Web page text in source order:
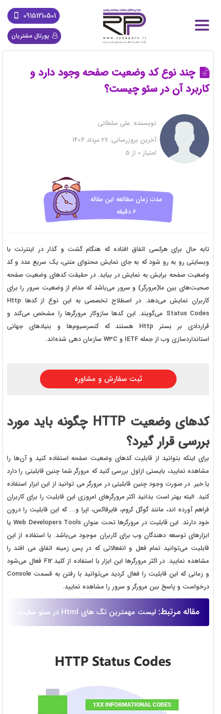
09151210501
پورتال مشتریان
چند نوع کد وضعیت صفحه وجود دارد و
کاربرد آن در سئو چیست؟
نویسنده: علی سلطانی
آخرین بروزرسانی:
امتیاز 0 از 5
مدت زمان مطالعه این مقاله
6 دقیقه
تابه حال برای هرکسی اتفاق افتاده که هنگام گشت و گذار در اینترنت با
وبسایتی رو به رو شود که به جای نمایش محتوای متنی، یک سریع عدد و کد
وضعیت صفحه برایش به نمایش در بیاید. در حقیقت کدهای وضعیت صفحه
صحبت‌های بین ما(مرورگر) و سرور می‌باشد که مدام از وضعیت سرور را برای
کاربران نمایش می‌دهد. در اصطلاح تخصصی به این نوع از کدها Http
Status Codes می‌گویند. این کدها سازوکار مرورگرها را مشخص می‌کند و
قراردادی بر بستر Http هستند که کنسرسیوم‌ها و بنیادهای جهانی
استانداردسازی وب از جمله IETF و W3C سازمان دهی شده‌اند.
ثبت سفارش و مشاوره
کدهای وضعیت HTTP چگونه باید مورد
بررسی قرار گیرد؟
برای اینکه بتوانید از قابلیت‌ کدهای وضعیت صفحه استفاده کنید و آن‌ها را
مشاهده نمایید، بایستی ازاول بررسی کنید که مرورگر شما چنین قابلیتی را دارد
یا خیر. در صورت وجود چنین قابلیتی در مرورگر می توانید از این ابزار استفاده
کنید. البته بهتر است بدانید اکثر مرورگرهای امروزی این قابلیت را برای کاربران
فراهم آورده اند، مانند گوگل کروم، فایرفاکس، اپرا و... که این قابلیت را درون
خود دارند. این قابلیت در مرورگرها تحت عنوان Web Developers Tools یا
ابزارهای توسعه دهندگان وب برای کاربران موجود می‌باشد. با استفاده از این
قابلیت می‌توانید تمام فعل و انفعالاتی که در پس زمینه اتفاق می افتد را
مشاهده نمایید. در اکثر مرورگرها این ابزار با استفاده از کلید F12 فعال می‌شود
و زمانی که این قابلیت را فعال کردید می‌توانید با رفتن به قسمت Console
درخواست و پاسخ بین مرورگر و سرور را مشاهده نمایید.
مقاله مرتبط: لیست مهمترین تگ های Html در سئو سایت